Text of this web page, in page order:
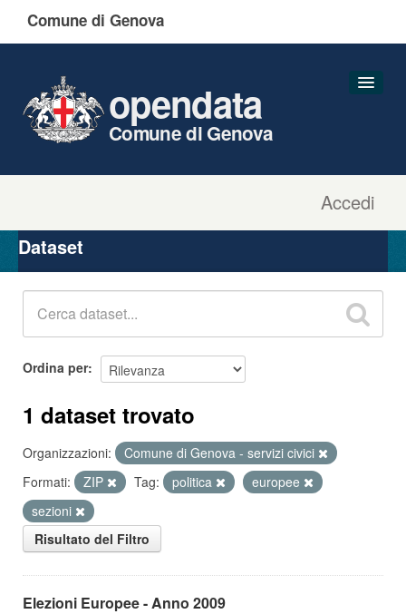
Comune di Genova
Accedi
opendata
Comune di Genova
Organizzazioni
Gruppi
Dataset
Ordina per
1 dataset trovato
Organizzazioni:
Comune di Genova - servizi civici
Formati:
ZIP Tag: politica
europee
sezioni
Risultato del Filtro
Elezioni Europee - Anno 2009